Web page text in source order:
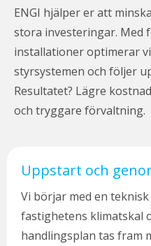
ENGI hjälper er att
stora investeringar. Med
installationer optimerar
styrsystemen och följer
Resultatet? Lägre
och tryggare förvaltning.
Uppstart och
Vi börjar med en
fastighetens klimatskal
handlingsplan tas fram